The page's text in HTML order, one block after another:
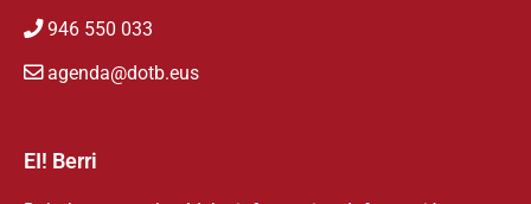
946 550 033
agenda@dotb.eus
EI! Berri